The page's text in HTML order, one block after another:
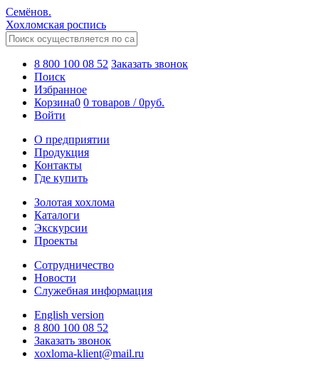
Семёнов.
Хохломская роспись
8 800 100 08 52 Заказать звонок
Поиск
Избранное
Корзина0 0 товаров /0руб.
Войти
О предприятии
Продукция
Контакты
Где купить
Золотая хохлома
Каталоги
Экскурсии
Проекты
Сотрудничество
Новости
Служебная информация
English version
8 800 100 08 52
Заказать звонок
xoxloma-klient@mail.ru